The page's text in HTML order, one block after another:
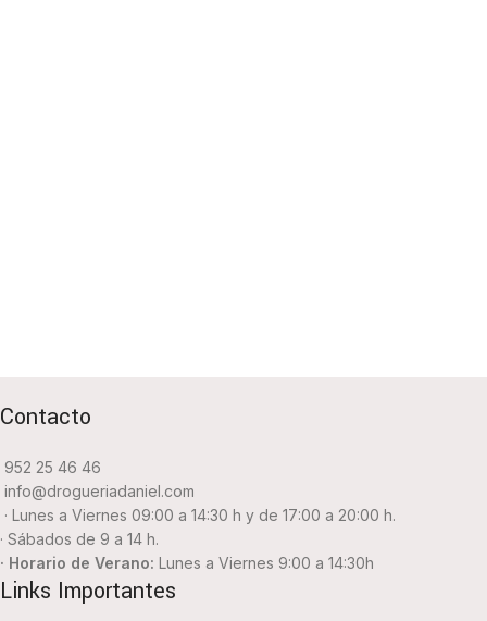
Contacto
952 25 46 46
info@drogueriadaniel.com
· Lunes a Viernes 09:00 a 14:30 h y de 17:00 a 20:00 h.
· Sábados de 9 a 14 h.
· Horario de Verano: Lunes a Viernes 9:00 a 14:30h
Links Importantes